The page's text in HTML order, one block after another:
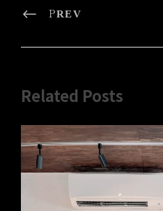
PREV
Related Posts